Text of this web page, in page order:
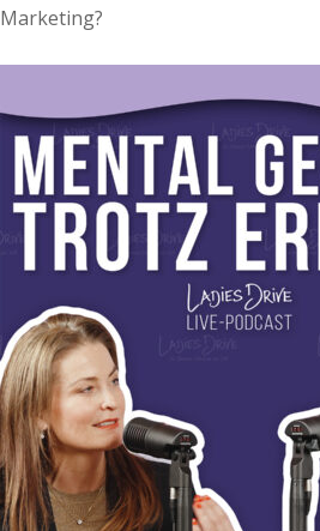
Marketing?